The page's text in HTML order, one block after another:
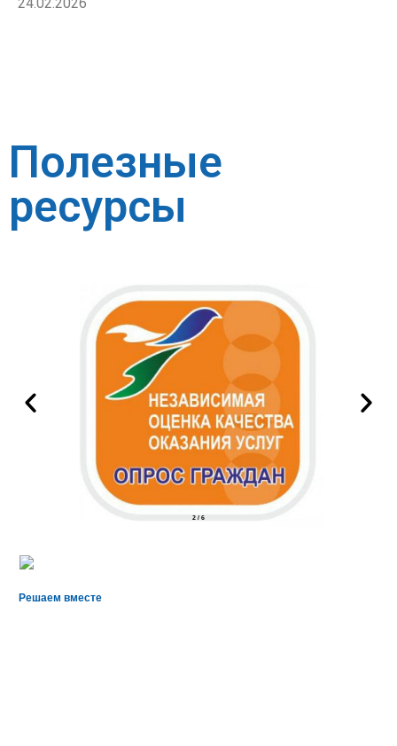
Полезные
ресурсы
2 / 6
Решаем вместе